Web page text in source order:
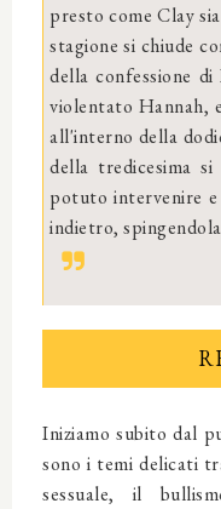
presto come Clay
stagione si chiude
della confessione
violentato Hannah,
all'interno della
della tredicesima
potuto intervenire
indietro,
Iniziamo subito dal
sono i temi delicati
sessuale, il